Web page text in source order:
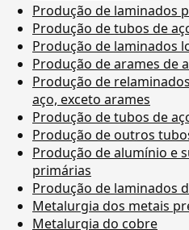
Produção de laminados
Produção de tubos de
Produção de laminados
Produção de arames de
Produção de
aço, exceto arames
Produção de tubos de
Produção de outros
Produção de alumínio e
primárias
Produção de laminados
Metalurgia dos metais
Metalurgia do cobre